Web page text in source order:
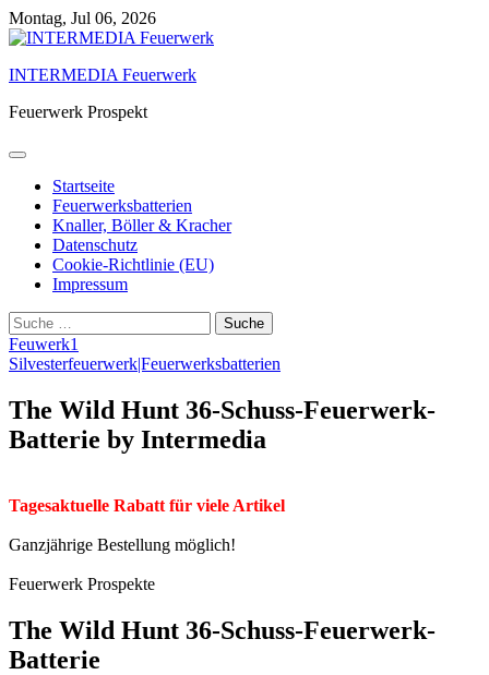
Skip
to
Montag, Jul 06, 2026
INTERMEDIA Feuerwerk
Feuerwerk Prospekt
Startseite
Feuerwerksbatterien
Knaller, Böller & Kracher
Datenschutz
Cookie-Richtlinie (EU)
Impressum
Suche
nach:
Feuwerk1
Silvesterfeuerwerk|Feuerwerksbatterien
The Wild Hunt 36-Schuss-Feuerwerk-
Batterie by Intermedia
Tagesaktuelle Rabatt für viele Artikel
Ganzjährige Bestellung möglich!
Feuerwerk Prospekte
The Wild Hunt 36-Schuss-Feuerwerk-
Batterie